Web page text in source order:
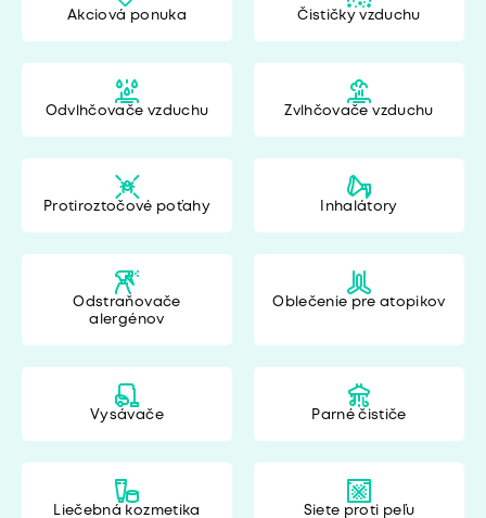
Akciová ponuka Čističky vzduchu
Odvlhčovače vzduchu Zvlhčovače vzduchu
Protiroztočové poťahy Inhalátory
Odstraňovače
alergénov
Oblečenie pre atopikov
Vysávače Parné čističe
Liečebná kozmetika Siete proti peľu